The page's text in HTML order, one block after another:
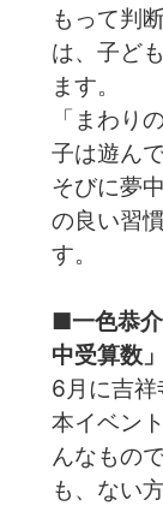
もって判
は、子ど
ます。
「まわり
子は遊ん
そびに夢
の良い習
す。
■一色恭
中受算数」
6月に吉
本イベン
んなもの
も、ない